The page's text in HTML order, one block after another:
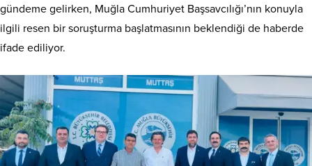
gündeme gelirken, Muğla Cumhuriyet Başsavcılığı’nın konuyla
ilgili resen bir soruşturma başlatmasının beklendiği de haberde
ifade ediliyor.